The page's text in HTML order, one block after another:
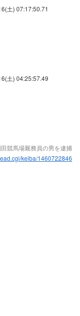
土) 07:17:50.71
土) 04:25:57.49
競馬場厩務員の男を逮捕
keiba/1460722846